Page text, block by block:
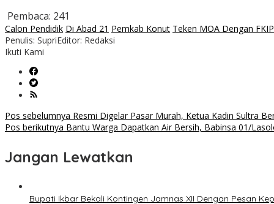
Pembaca: 241
Calon Pendidik Di Abad 21 Pemkab Konut Teken MOA Dengan
Penulis: SupriEditor: Redaksi
Ikuti Kami
Navigasi
Pos sebelumnya Resmi Digelar Pasar Murah, Ketua Kadin Sultra
Pos berikutnya Bantu Warga Dapatkan Air Bersih, Babinsa 01/
Jangan Lewatkan
Bupati Ikbar Bekali Kontingen Jamnas XII Dengan Pesan